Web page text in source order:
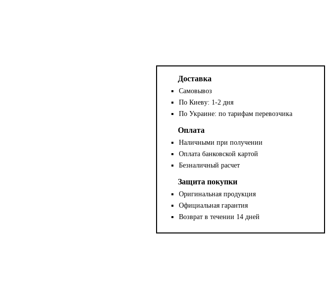
Доставка
Самовывоз
По Киеву: 1-2 дня
По Украине: по тарифам перевозчика
Оплата
Наличными при получении
Оплата банковской картой
Безналичный расчет
Защита покупки
Оригинальная продукция
Официальная гарантия
Возврат в течении 14 дней